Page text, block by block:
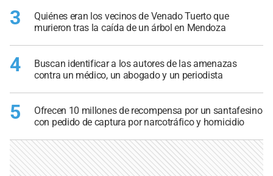
3
Quiénes eran los vecinos de Venado Tuerto que
murieron tras la caída de un árbol en Mendoza
4
Buscan identificar a los autores de las amenazas
contra un médico, un abogado y un periodista
5
Ofrecen 10 millones de recompensa por un santafesino
con pedido de captura por narcotráfico y homicidio